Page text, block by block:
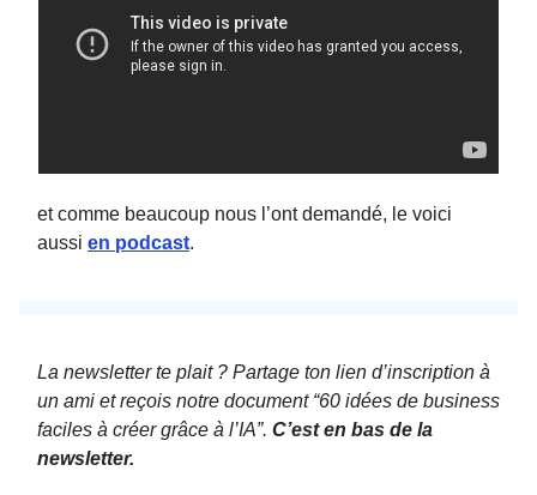
et comme beaucoup nous l’ont demandé, le voici
aussi en podcast.
La newsletter te plait ? Partage ton lien d’inscription à
un ami et reçois notre document “60 idées de business
faciles à créer grâce à l’IA”. C’est en bas de la
newsletter.